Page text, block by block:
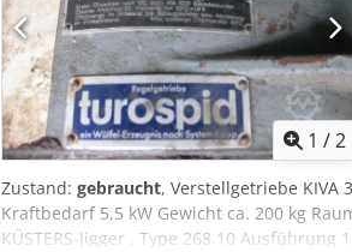
1 /2
Zustand: gebraucht, Verstellgetriebe KIVA
Kraftbedarf 5,5 kW Gewicht ca. 200 kg
KÜSTERS-Jigger , Type 268.10